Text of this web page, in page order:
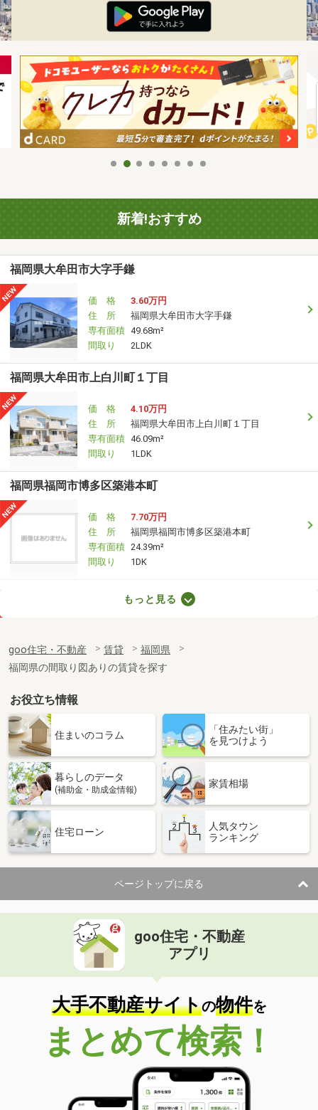
新着!おすすめ
福岡県大牟田市大字手鎌
価 格
3.60万円
住 所
福岡県大牟田市大字手鎌
専有面積 49.68m²
間取り
2LDK
福岡県大牟田市上白川町１丁目
価 格
4.10万円
住 所
福岡県大牟田市上白川町１丁目
専有面積 46.09m²
間取り
1LDK
福岡県福岡市博多区築港本町
価 格
7.70万円
住 所
福岡県福岡市博多区築港本町
専有面積 24.39m²
間取り
1DK
福岡県福岡市博多区千代４丁目
専有面積
24.96m²
間取り
1K
福岡県久留米市津福今町
価 格
6.50万円
福岡県久留米市津福今町
専有面積 55m²
間取り
福岡県久留米市荒木町荒木
住 所
福岡県久留米市荒木町荒木
専有面積 33.39m²
間取り
1LDK
福岡県大牟田市大字手鎌
価 格
住 所
福岡県大牟田市大字手鎌
専有面積 50.05m²
間取り
1LDK
福岡県福岡市南区向野２
価 格
13.80万円
福岡県福岡市南区向野２
61.83m²
間取り
1LDK
もっと見る
goo住宅・不動産 賃貸
福岡県
福岡県の間取り図ありの賃貸を探す
お役立ち情報
住まいのコラム
「住みたい街」
を見つけよう
暮らしのデータ
(補助金・助成金情報)
家賃相場
住宅ローン
人気タウン
ランキング
ページトップに戻る
goo住宅・不動産
アプリ
大手不動産サイトの物件を
まとめて検索！